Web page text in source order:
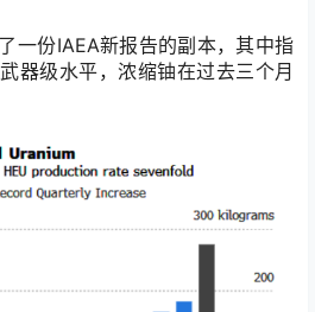
一份IAEA新报告的副本，其中指
器级水平，浓缩铀在过去三个月